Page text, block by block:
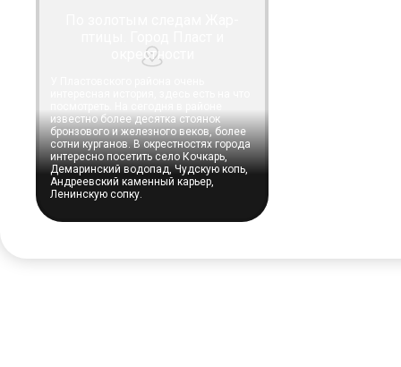
окрестности
известно более десятка стоянок
бронзового и железного веков, более
сотни курганов. В окрестностях города
интересно посетить село Кочкарь,
Демаринский водопад, Чудскую копь,
Андреевский каменный карьер,
Ленинскую сопку.